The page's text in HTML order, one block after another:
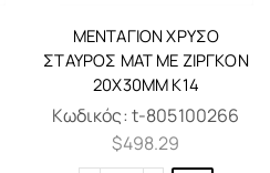
ΜΕΝΤΑΓΙΌΝ ΧΡΥΣΌ
ΣΤΑΥΡΌΣ ΜΑΤ ΜΕ ΖΙΡΓΚΌΝ
20X30MM K14
Κωδικός: t-805100266
$498.29